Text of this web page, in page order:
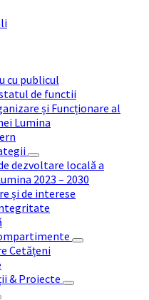
cu publicul
de functii
și Funcționare al
Lumina
dezvoltare locală a
2023 – 2030
și de interese
Cetățeni
& Proiecte